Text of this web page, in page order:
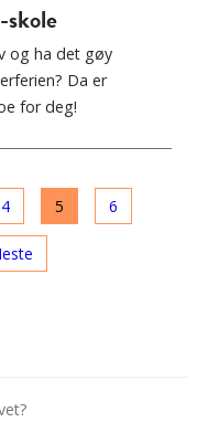
og ha det gøy
Da er
for deg!
4 5 6